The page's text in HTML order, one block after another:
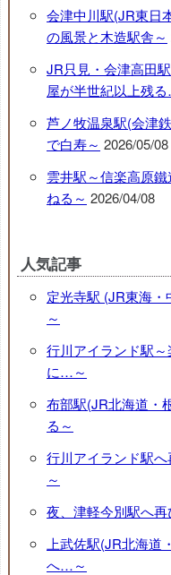
会津中川駅(JR東日
の風景と木造駅舎～
JR只見・会津高田
屋が半世紀以上残
芦ノ牧温泉駅(会津
で白寿～ 2026/05/08
雲井駅～信楽高原
ねる～ 2026/04/08
人気記事
定光寺駅 (JR東海
～
行川アイランド駅
に…～
布部駅(JR北海道・
る～
行川アイランド駅
～
夜、津軽今別駅へ
上武佐駅(JR北海道
へ…～